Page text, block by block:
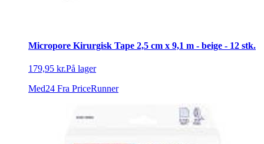
Micropore Kirurgisk Tape 2,5 cm x 9,1 m - beige - 12 stk.
179,95 kr.På lager
Med24 Fra PriceRunner